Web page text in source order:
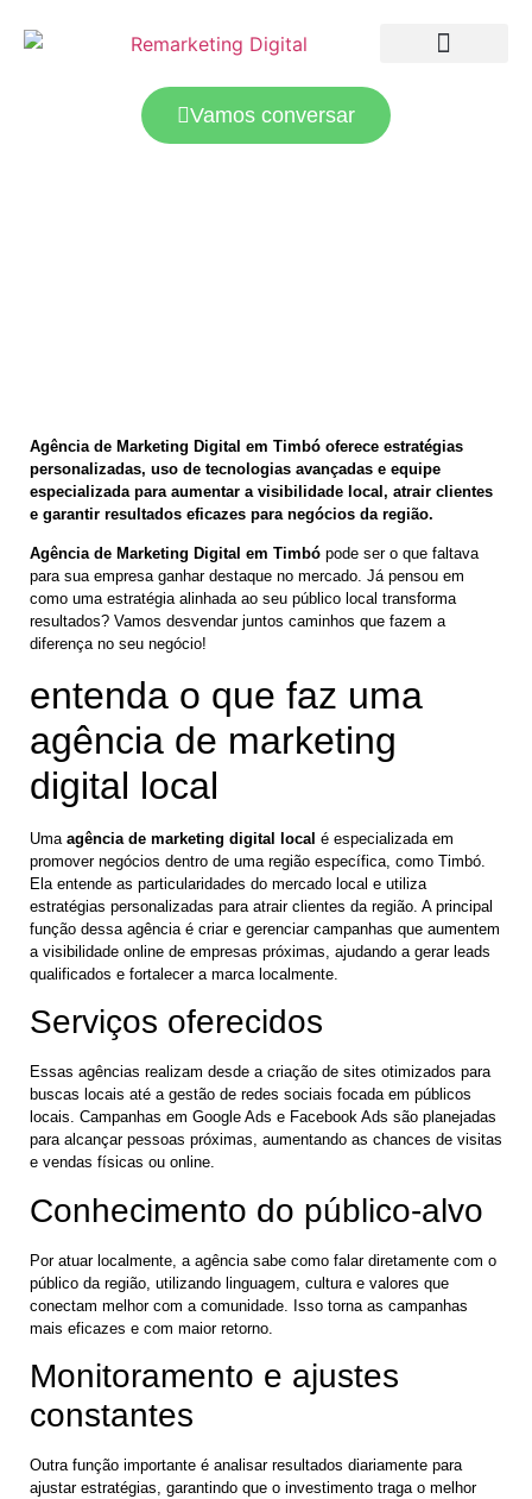
Vamos conversar
Agência de Marketing Digital em Timbó oferece estratégias
personalizadas, uso de tecnologias avançadas e equipe
especializada para aumentar a visibilidade local, atrair clientes
e garantir resultados eficazes para negócios da região.
Agência de Marketing Digital em Timbó pode ser o que faltava
para sua empresa ganhar destaque no mercado. Já pensou em
como uma estratégia alinhada ao seu público local transforma
resultados? Vamos desvendar juntos caminhos que fazem a
diferença no seu negócio!
entenda o que faz uma
agência de marketing
digital local
Uma agência de marketing digital local é especializada em
promover negócios dentro de uma região específica, como Timbó.
Ela entende as particularidades do mercado local e utiliza
estratégias personalizadas para atrair clientes da região. A principal
função dessa agência é criar e gerenciar campanhas que aumentem
a visibilidade online de empresas próximas, ajudando a gerar leads
qualificados e fortalecer a marca localmente.
Serviços oferecidos
Essas agências realizam desde a criação de sites otimizados para
buscas locais até a gestão de redes sociais focada em públicos
locais. Campanhas em Google Ads e Facebook Ads são planejadas
para alcançar pessoas próximas, aumentando as chances de visitas
e vendas físicas ou online.
Conhecimento do público-alvo
Por atuar localmente, a agência sabe como falar diretamente com o
público da região, utilizando linguagem, cultura e valores que
conectam melhor com a comunidade. Isso torna as campanhas
mais eficazes e com maior retorno.
Monitoramento e ajustes
constantes
Outra função importante é analisar resultados diariamente para
ajustar estratégias, garantindo que o investimento traga o melhor